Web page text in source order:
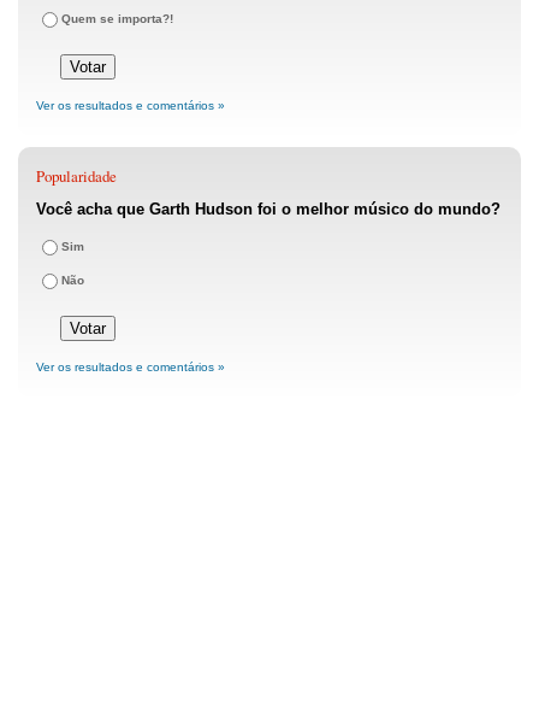
Quem se importa?!
Ver os resultados e comentários »
Popularidade
Você acha que Garth Hudson foi o melhor músico do mundo?
Sim
Não
Ver os resultados e comentários »